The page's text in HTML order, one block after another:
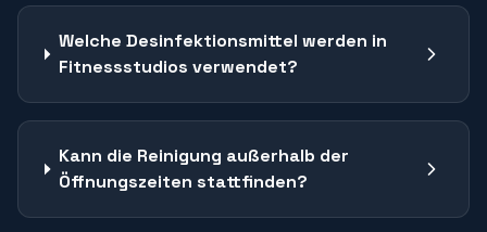
Welche Desinfektionsmittel werden in
Fitnessstudios verwendet?
Kann die Reinigung außerhalb der
Öffnungszeiten stattfinden?